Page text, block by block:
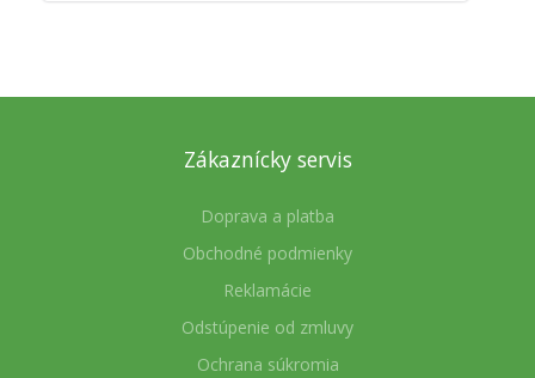
Zákaznícky servis
Doprava a platba
Obchodné podmienky
Reklamácie
Odstúpenie od zmluvy
Ochrana súkromia